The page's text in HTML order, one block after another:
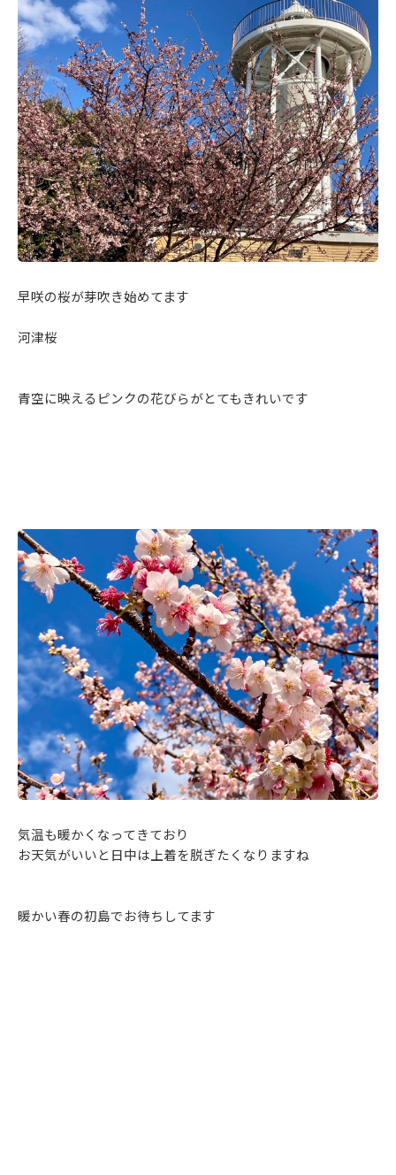
早咲の桜が芽吹き始めてます
河津桜
青空に映えるピンクの花びらがとてもきれいです
気温も暖かくなってきており
お天気がいいと日中は上着を脱ぎたくなりますね
暖かい春の初島でお待ちしてます